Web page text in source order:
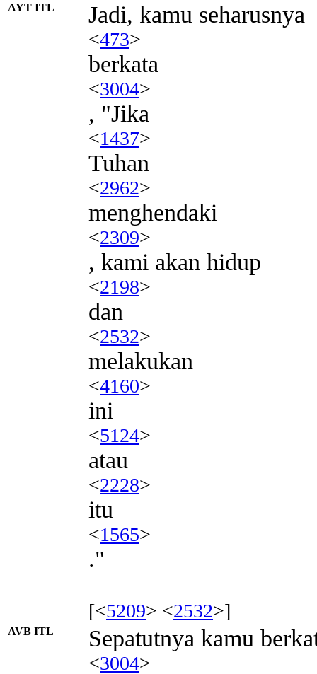
AYT ITL Jadi, kamu seharusnya
<473>
berkata
<3004>
, "Jika
<1437>
Tuhan
<2962>
menghendaki
<2309>
, kami akan hidup
<2198>
dan
<2532>
melakukan
<4160>
ini
<5124>
atau
<2228>
itu
<1565>
."
[<5209> <2532>]
AVB ITL Sepatutnya kamu
<3004>